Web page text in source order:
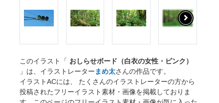
このイラスト「 おしらせボード（白衣の女性・ピンク）
」は、イラストレーターまめ太さんの作品です。
イラストACには、 たくさんのイラストレーターの方から
投稿されたフリーイラスト素材・画像を掲載しておりま